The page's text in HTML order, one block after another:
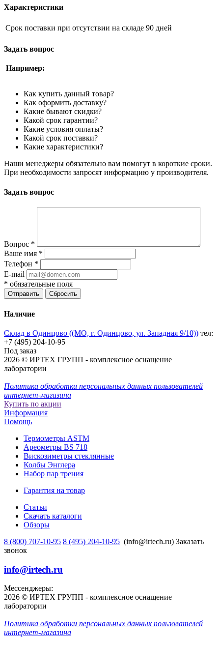
Характеристики
Срок поставки при отсутствии на складе 90 дней
Задать вопрос
Например:
Как купить данный товар?
Как оформить доставку?
Какие бывают скидки?
Какой срок гарантии?
Какие условия оплаты?
Какой срок поставки?
Какие характеристики?
Наши менеджеры обязательно вам помогут в короткие сроки.
При необходимости запросят информацию у производителя.
Задать вопрос
Вопрос *
Ваше имя *
Телефон *
E-mail
* обязательные поля
Отправить Сбросить
Наличие
Склад в Одинцово ((МО, г. Одинцово, ул. Западная 9/10)) тел:
+7 (495) 204-10-95
Под заказ
2026 © ИРТЕХ ГРУПП - комплексное оснащение
лаборатории
Политика обработки персональных данных пользователей
интернет-магазина
Купить по акции
Информация
Помощь
Термометры ASTM
Ареометры BS 718
Вискозиметры стеклянные
Колбы Энглера
Набор пар трения
Гарантия на товар
Статьи
Скачать каталоги
Обзоры
8 (800) 707-10-95 8 (495) 204-10-95 (info@irtech.ru) Заказать
звонок
info@irtech.ru
Мессенджеры:
2026 © ИРТЕХ ГРУПП - комплексное оснащение
лаборатории
Политика обработки персональных данных пользователей
интернет-магазина